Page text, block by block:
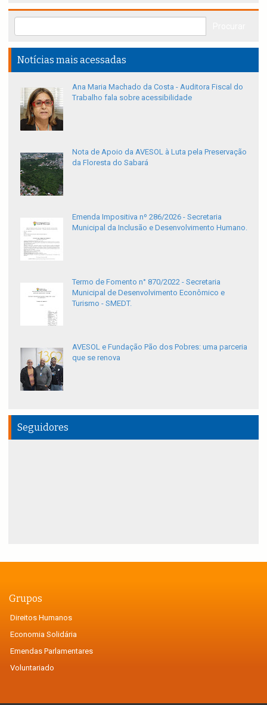
Notícias mais acessadas
Ana Maria Machado da Costa - Auditora Fiscal do
Trabalho fala sobre acessibilidade
Nota de Apoio da AVESOL à Luta pela Preservação
da Floresta do Sabará
Emenda Impositiva nº 286/2026 - Secretaria
Municipal da Inclusão e Desenvolvimento Humano.
Termo de Fomento n° 870/2022 - Secretaria
Municipal de Desenvolvimento Econômico e
Turismo - SMEDT.
AVESOL e Fundação Pão dos Pobres: uma parceria
que se renova
Seguidores
Grupos
Direitos Humanos
Economia Solidária
Emendas Parlamentares
Voluntariado